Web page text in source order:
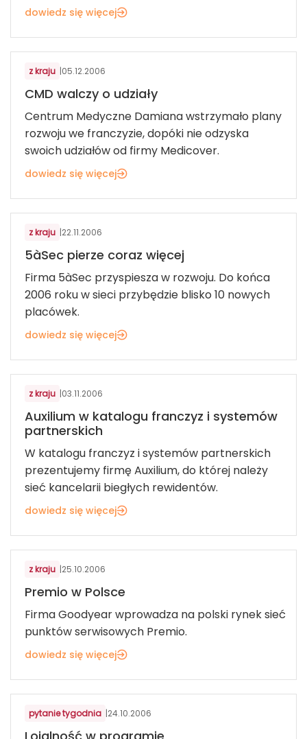
dowiedz się więcej
USŁUGI DLA KONSUMENTÓW
z kraju |05.12.2006
CMD walczy o udziały
Centrum Medyczne Damiana wstrzymało plany
rozwoju we franczyzie, dopóki nie odzyska
swoich udziałów od firmy Medicover.
dowiedz się więcej
USŁUGI DLA KONSUMENTÓW
z kraju |22.11.2006
5àSec pierze coraz więcej
Firma 5àSec przyspiesza w rozwoju. Do końca
2006 roku w sieci przybędzie blisko 10 nowych
placówek.
dowiedz się więcej
USŁUGI DLA KONSUMENTÓW
z kraju |03.11.2006
Auxilium w katalogu franczyz i systemów
partnerskich
W katalogu franczyz i systemów partnerskich
prezentujemy firmę Auxilium, do której należy
sieć kancelarii biegłych rewidentów.
dowiedz się więcej
USŁUGI DLA KONSUMENTÓW
z kraju |25.10.2006
Premio w Polsce
Firma Goodyear wprowadza na polski rynek sieć
punktów serwisowych Premio.
dowiedz się więcej
USŁUGI DLA KONSUMENTÓW
pytanie tygodnia |24.10.2006